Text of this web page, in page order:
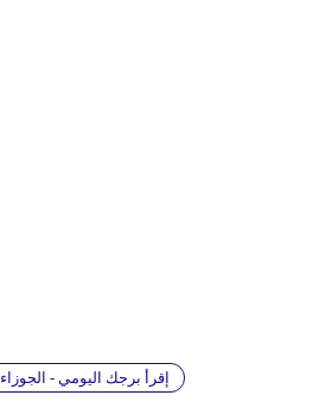
إقرأ برجك اليومي - الجوزاء